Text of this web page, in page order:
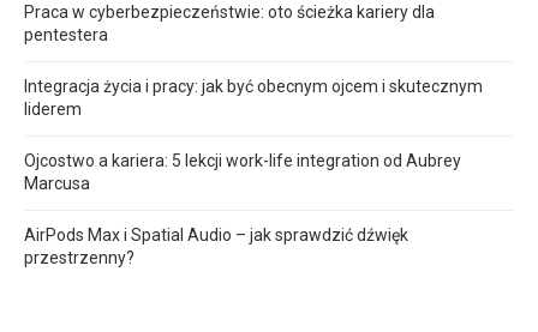
Praca w cyberbezpieczeństwie: oto ścieżka kariery dla
pentestera
Integracja życia i pracy: jak być obecnym ojcem i skutecznym
liderem
Ojcostwo a kariera: 5 lekcji work-life integration od Aubrey
Marcusa
AirPods Max i Spatial Audio – jak sprawdzić dźwięk
przestrzenny?